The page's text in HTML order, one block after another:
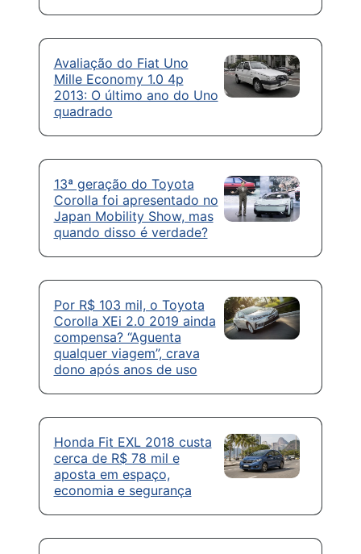
Avaliação do Fiat Uno
Mille Economy 1.0 4p
2013: O último ano do Uno
quadrado
13ª geração do Toyota
Corolla foi apresentado no
Japan Mobility Show, mas
quando disso é verdade?
Por R$ 103 mil, o Toyota
Corolla XEi 2.0 2019 ainda
compensa? “Aguenta
qualquer viagem”, crava
dono após anos de uso
Honda Fit EXL 2018 custa
cerca de R$ 78 mil e
aposta em espaço,
economia e segurança